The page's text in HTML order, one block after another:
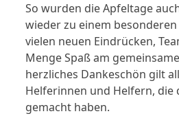
So wurden die Apfeltage
wieder zu einem
vielen neuen Eindrücken,
Menge Spaß am
herzliches Dankeschön gilt
Helferinnen und Helfern, die
gemacht haben.